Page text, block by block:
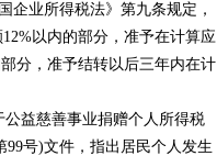
企业所得税法》第九条规定，
以内的部分，准予在计算应
分，准予结转以后三年内在计
益慈善事业捐赠个人所得税
99号)文件，指出居民个人发生